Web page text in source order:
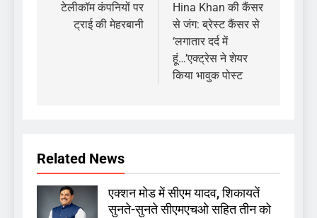
navigation
टेलीकॉम कंपनियों पर
ट्राई की मेहरबानी
Hina Khan की कैंसर
से जंग: ब्रेस्ट कैंसर से
‘लगातार दर्द में
हूं…’एक्ट्रेस ने शेयर
किया भावुक पोस्ट
Related News
एक्शन मोड में सीएम यादव, शिकायतें
सुनते-सुनते सीएमएचओ सहित तीन को